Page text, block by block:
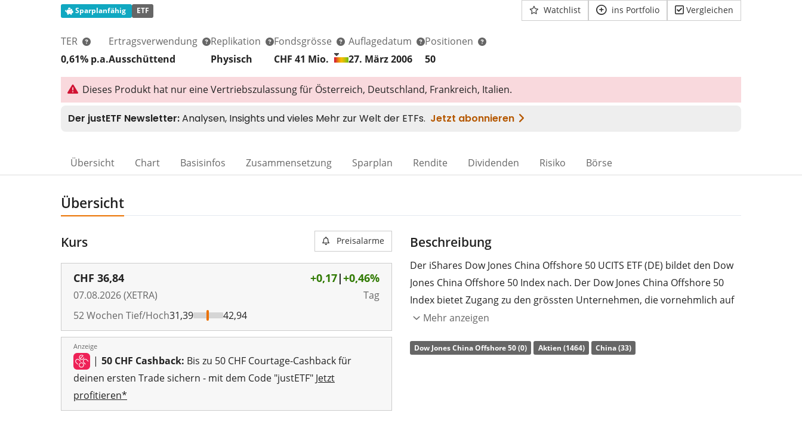
Sparplanfähig ETF Watchlist ins Portfolio Vergleichen
TER
0,61% p.a.
Ertragsverwendung
Ausschüttend
Replikation
Physisch
Fondsgrösse
CHF 41 Mio.
Auflagedatum
27. März 2006
Positionen
50
Dieses Produkt hat nur eine Vertriebszulassung für Österreich, Deutschland, Frankreich, Italien.
Übersicht Chart Basisinfos Zusammensetzung Sparplan Rendite Dividenden Risiko Börse
Übersicht
Kurs Preisalarme
CHF 36,84
07.08.2026 (XETRA)
+0,17|+0,46%
Tag
52 Wochen Tief/Hoch31,39 42,94
Anzeige
| 50 CHF Cashback: Bis zu 50 CHF Courtage-Cashback für
deinen ersten Trade sichern - mit dem Code "justETF" Jetzt
profitieren*
Beschreibung
Der iShares Dow Jones China Offshore 50 UCITS ETF (DE) bildet den Dow
Jones China Offshore 50 Index nach. Der Dow Jones China Offshore 50
Index bietet Zugang zu den grössten Unternehmen, die vornehmlich auf
dem Festland in China geschäftstätig sind, aber an den Börsen in
Mehr anzeigen
Dow Jones China Offshore 50 (0) Aktien (1464) China (33)